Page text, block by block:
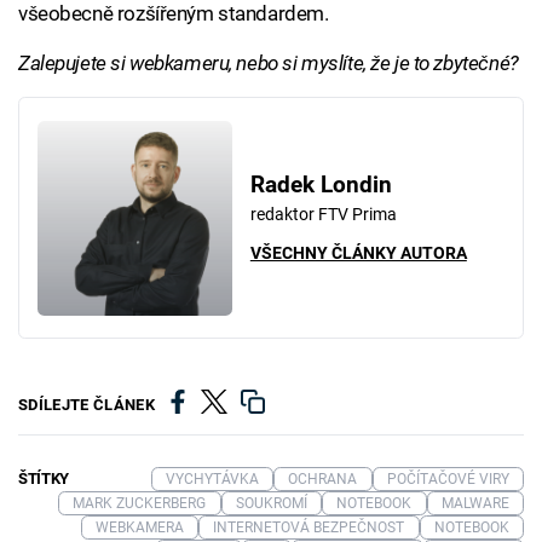
všeobecně rozšířeným standardem.
Zalepujete si webkameru, nebo si myslíte, že je to zbytečné?
Radek Londin
redaktor FTV Prima
VŠECHNY ČLÁNKY AUTORA
SDÍLEJTE ČLÁNEK
ŠTÍTKY VYCHYTÁVKA OCHRANA
POČÍTAČOVÉ VIRY
MARK ZUCKERBERG
SOUKROMÍ NOTEBOOK
MALWARE
WEBKAMERA
INTERNETOVÁ BEZPEČNOST NOTEBOOK